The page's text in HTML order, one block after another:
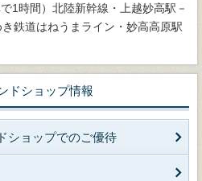
1時間）北陸新幹線・上越妙高駅－
き鉄道はねうまライン・妙高高原駅
ドショップ情報
ショップでのご優待